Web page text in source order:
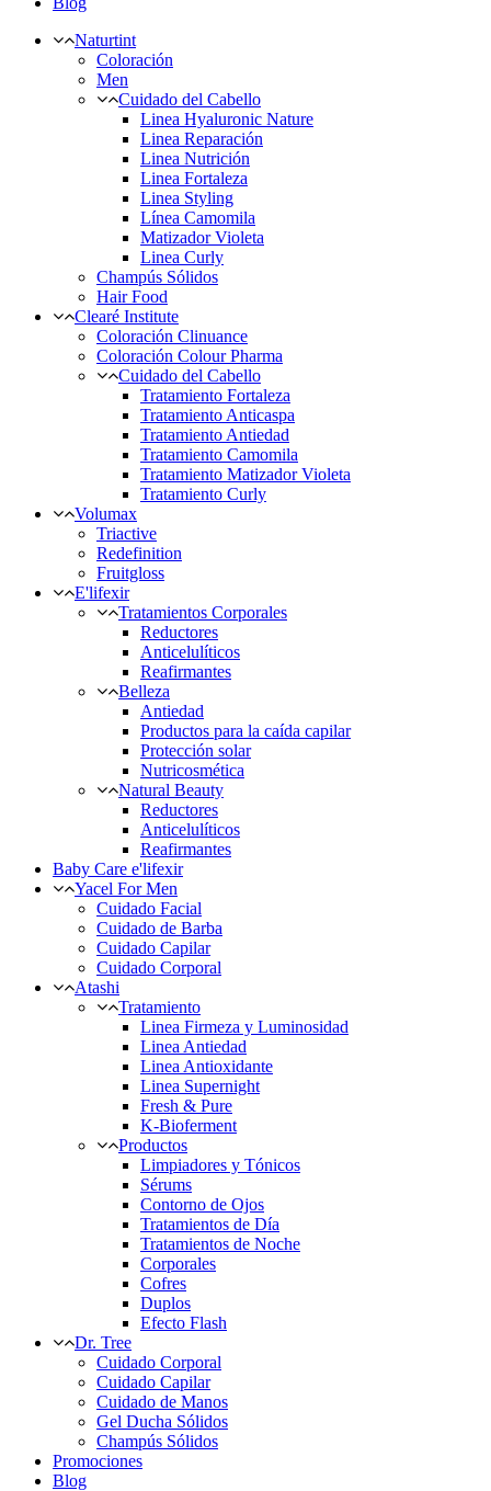
Naturtint
Coloración
Men
Cuidado del Cabello
Linea Hyaluronic Nature
Linea Reparación
Linea Nutrición
Linea Fortaleza
Linea Styling
Línea Camomila
Matizador Violeta
Linea Curly
Champús Sólidos
Hair Food
Clearé Institute
Coloración Clinuance
Coloración Colour Pharma
Cuidado del Cabello
Tratamiento Fortaleza
Tratamiento Anticaspa
Tratamiento Antiedad
Tratamiento Camomila
Tratamiento Matizador Violeta
Tratamiento Curly
Volumax
Triactive
Redefinition
Fruitgloss
E'lifexir
Tratamientos Corporales
Reductores
Anticelulíticos
Reafirmantes
Belleza
Antiedad
Productos para la caída capilar
Protección solar
Nutricosmética
Natural Beauty
Reductores
Anticelulíticos
Reafirmantes
Baby Care e'lifexir
Yacel For Men
Cuidado Facial
Cuidado de Barba
Cuidado Capilar
Cuidado Corporal
Atashi
Tratamiento
Linea Firmeza y Luminosidad
Linea Antiedad
Linea Antioxidante
Linea Supernight
Fresh & Pure
K-Bioferment
Productos
Limpiadores y Tónicos
Sérums
Contorno de Ojos
Tratamientos de Día
Tratamientos de Noche
Corporales
Cofres
Duplos
Efecto Flash
Dr. Tree
Cuidado Corporal
Cuidado Capilar
Cuidado de Manos
Gel Ducha Sólidos
Champús Sólidos
Promociones
Blog